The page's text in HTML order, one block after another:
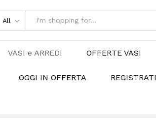
All
VASI e ARREDI OFFERTE VASI
OGGI IN OFFERTA REGISTRATI